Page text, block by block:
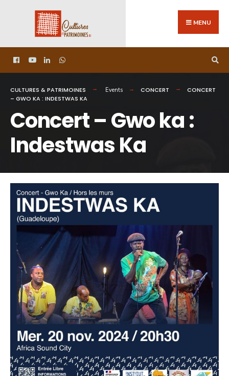
MENU
CULTURES & PATRIMOINES Events CONCERT
CONCERT
– GWO KA : INDESTWAS KA
Concert – Gwo ka :
Indestwas Ka